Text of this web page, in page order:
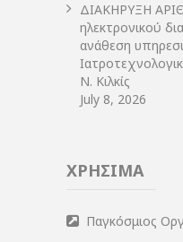
ΔIΑΚΗΡΥΞΗ
ηλεκτρονικού
ανάθεση
Ν. Κιλκίς
July 8, 2026
ΧΡΗΣΙΜΑ
Παγκόσμιος